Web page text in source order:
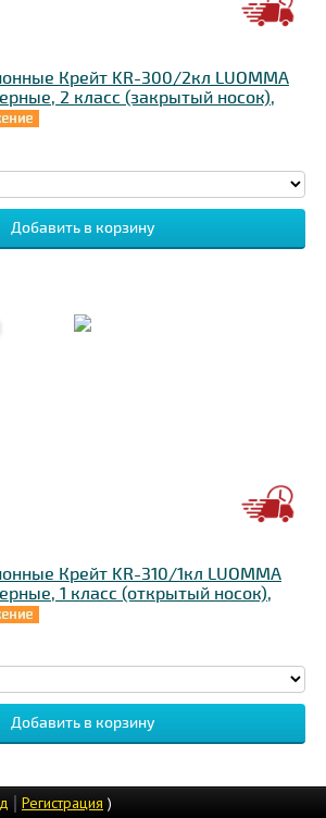
Крейт KR-300/2кл LUOMMA
2 класс (закрытый носок),
Крейт KR-310/1кл LUOMMA
1 класс (открытый носок),
Регистрация )